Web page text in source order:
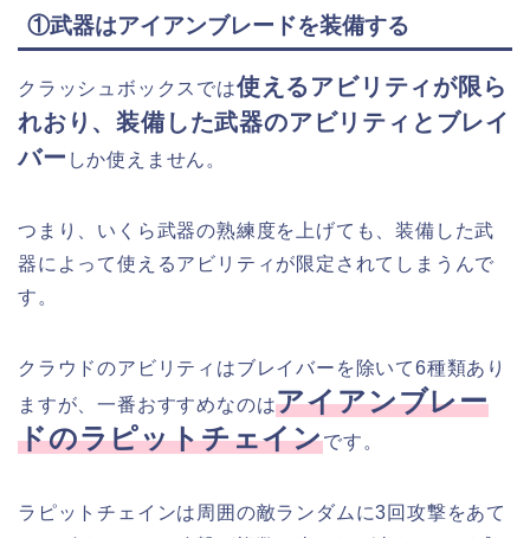
①武器はアイアンブレードを装備する
クラッシュボックスでは使えるアビリティが限ら
れおり、装備した武器のアビリティとブレイ
バー しか使えません。
つまり、いくら武器の熟練度を上げても、装備した武
器によって使えるアビリティが限定されてしまうんで
す。
クラウドのアビリティはブレイバーを除いて6種類あり
ますが、一番おすすめなのはアイアンブレー
ドのラピットチェインです。
ラピットチェインは周囲の敵ランダムに3回攻撃をあて